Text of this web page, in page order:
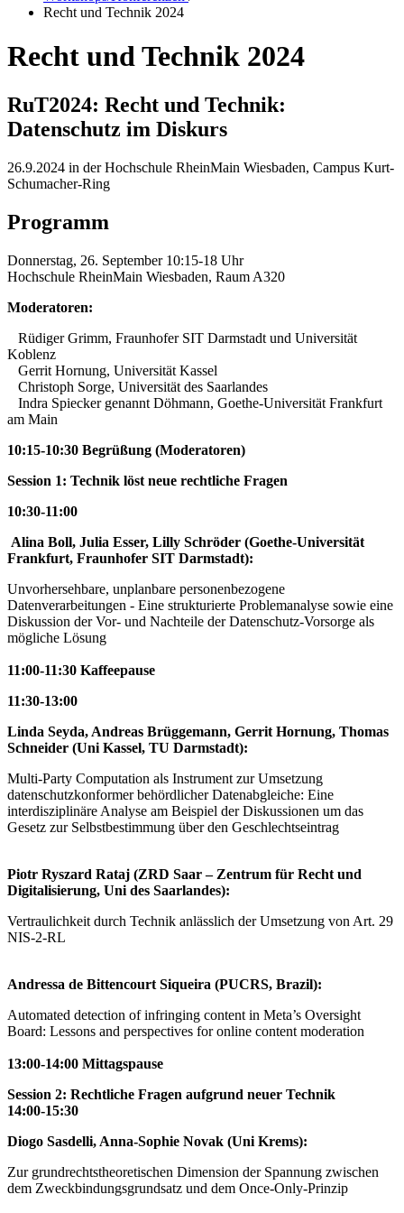
Recht und Technik 2024
Recht und Technik 2024
RuT2024: Recht und Technik:
Datenschutz im Diskurs
26.9.2024 in der Hochschule RheinMain Wiesbaden, Campus Kurt-
Schumacher-Ring
Programm
Donnerstag, 26. September 10:15-18 Uhr
Hochschule RheinMain Wiesbaden, Raum A320
Moderatoren:
Rüdiger Grimm, Fraunhofer SIT Darmstadt und Universität
Koblenz
Gerrit Hornung, Universität Kassel
Christoph Sorge, Universität des Saarlandes
Indra Spiecker genannt Döhmann, Goethe-Universität Frankfurt
am Main
10:15-10:30 Begrüßung (Moderatoren)
Session 1: Technik löst neue rechtliche Fragen
10:30-11:00
Alina Boll, Julia Esser, Lilly Schröder (Goethe-Universität
Frankfurt, Fraunhofer SIT Darmstadt):
Unvorhersehbare, unplanbare personenbezogene
Datenverarbeitungen - Eine strukturierte Problemanalyse sowie eine
Diskussion der Vor- und Nachteile der Datenschutz-Vorsorge als
mögliche Lösung
11:00-11:30 Kaffeepause
11:30-13:00
Linda Seyda, Andreas Brüggemann, Gerrit Hornung, Thomas
Schneider (Uni Kassel, TU Darmstadt):
Multi-Party Computation als Instrument zur Umsetzung
datenschutzkonformer behördlicher Datenabgleiche: Eine
interdisziplinäre Analyse am Beispiel der Diskussionen um das
Gesetz zur Selbstbestimmung über den Geschlechtseintrag
Piotr Ryszard Rataj (ZRD Saar – Zentrum für Recht und
Digitalisierung, Uni des Saarlandes):
Vertraulichkeit durch Technik anlässlich der Umsetzung von Art. 29
NIS-2-RL
Andressa de Bittencourt Siqueira (PUCRS, Brazil):
Automated detection of infringing content in Meta’s Oversight
Board: Lessons and perspectives for online content moderation
13:00-14:00 Mittagspause
Session 2: Rechtliche Fragen aufgrund neuer Technik
14:00-15:30
Diogo Sasdelli, Anna-Sophie Novak (Uni Krems):
Zur grundrechtstheoretischen Dimension der Spannung zwischen
dem Zweckbindungsgrundsatz und dem Once-Only-Prinzip